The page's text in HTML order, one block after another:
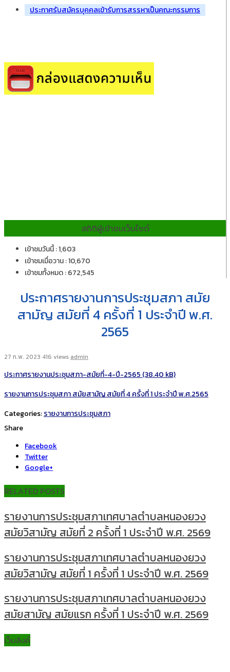
ประกาศรับสมัครบุคคลเข้ารับการสรรหาเป็นคณะกรรมการ
สถิติผู้เข้าชมเว็บไซต์
เข้าชมวันนี้ : 1,603
เข้าชมเมื่อวาน : 10,670
เข้าชมทั้งหมด : 672,545
ประกาศรายงานการประชุมสภา สมัย
สามัญ สมัยที่ 4 ครั้งที่ 1 ประจำปี พ.ศ.
2565
27 ก.พ. 2023 416 views admin
ประกาศรายงานประชุมสภา-สมัยที่-4-ปี-2565
รายงานการประชุมสภา สมัยสามัญ สมัยที่ 4 ครั้งที่ 1 ประจำปี พ.ศ.2565
Categories:รายงานการประชุมสภา
Share
Facebook
Twitter
Google+
RELATED POSTS
รายงานการประชุมสภาเทศบาลตำบลหนองยวง
สมัยวิสามัญ สมัยที่ 2 ครั้งที่ 1 ประจำปี พ.ศ. 2569
รายงานการประชุมสภาเทศบาลตำบลหนองยวง
สมัยวิสามัญ สมัยที่ 1 ครั้งที่ 1 ประจำปี พ.ศ. 2569
รายงานการประชุมสภาเทศบาลตำบลหนองยวง
สมัยสามัญ สมัยแรก ครั้งที่ 1 ประจำปี พ.ศ. 2569
เว็บลิงค์